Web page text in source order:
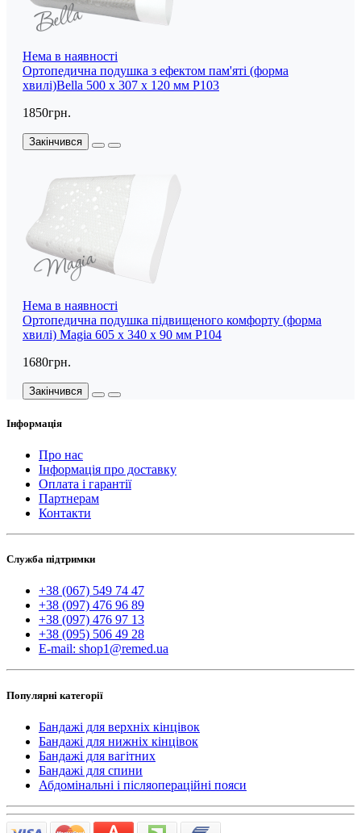
Нема в наявності
Ортопедична подушка з ефектом пам'яті (форма
хвилі)Bella 500 x 307 x 120 мм P103
1850грн.
Закінчився
Нема в наявності
Ортопедична подушка підвищеного комфорту (форма
хвилі) Magia 605 x 340 x 90 мм P104
1680грн.
Закінчився
Інформація
Про нас
Інформація про доставку
Оплата і гарантії
Партнерам
Контакти
Служба підтримки
+38 (067) 549 74 47
+38 (097) 476 96 89
+38 (097) 476 97 13
+38 (095) 506 49 28
E-mail: shop1@remed.ua
Популярні категорії
Бандажі для верхніх кінцівок
Бандажі для нижніх кінцівок
Бандажі для вагітних
Бандажі для спини
Абдомінальні і післяопераційні пояси